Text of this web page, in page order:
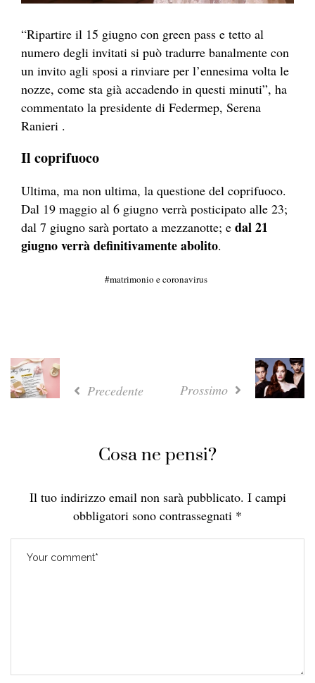
“Ripartire il 15 giugno con green pass e tetto al
numero degli invitati si può tradurre banalmente con
un invito agli sposi a rinviare per l’ennesima volta le
nozze, come sta già accadendo in questi minuti”, ha
commentato la presidente di Federmep, Serena
Ranieri .
Il coprifuoco
Ultima, ma non ultima, la questione del coprifuoco.
Dal 19 maggio al 6 giugno verrà posticipato alle 23;
dal 7 giugno sarà portato a mezzanotte; e dal 21
giugno verrà definitivamente abolito.
matrimonio e coronavirus
Precedente Prossimo
Cosa ne pensi?
Il tuo indirizzo email non sarà pubblicato. I campi
obbligatori sono contrassegnati *